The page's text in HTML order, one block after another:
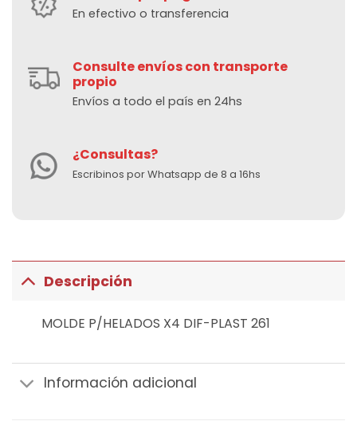
En efectivo o transferencia
Consulte envíos con transporte
propio
Envíos a todo el país en 24hs
¿Consultas?
Escribinos por Whatsapp de 8 a 16hs
Descripción
MOLDE P/HELADOS X4 DIF-PLAST 261
Información adicional